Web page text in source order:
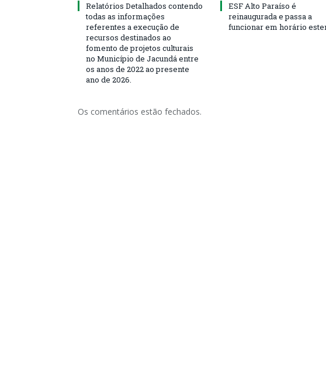
Relatórios Detalhados contendo
todas as informações
referentes a execução de
recursos destinados ao
fomento de projetos culturais
no Município de Jacundá entre
os anos de 2022 ao presente
ano de 2026.
ESF Alto Paraíso é
reinaugurada e passa a
funcionar em horário
Os comentários estão fechados.